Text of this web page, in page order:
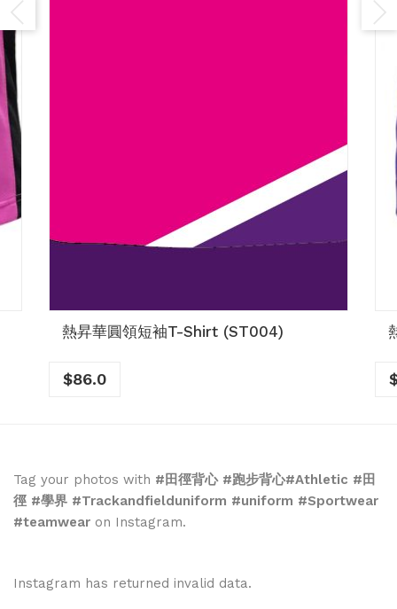
熱昇華圓領短袖T-Shirt (ST004)
$86.0
Tag your photos with #田徑背心 #跑步背心#Athletic #田
徑 #學界 #Trackandfielduniform #uniform #Sportwear
#teamwear on Instagram.
Instagram has returned invalid data.